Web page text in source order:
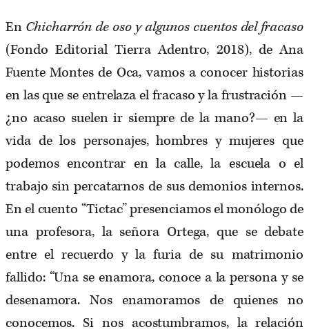
En Chicharrón de oso y algunos cuentos del fracaso
(Fondo Editorial Tierra Adentro, 2018), de Ana
Fuente Montes de Oca, vamos a conocer historias
en las que se entrelaza el fracaso y la frustración —
¿no acaso suelen ir siempre de la mano?— en la
vida de los personajes, hombres y mujeres que
podemos encontrar en la calle, la escuela o el
trabajo sin percatarnos de sus demonios internos.
En el cuento “Tictac” presenciamos el monólogo de
una profesora, la señora Ortega, que se debate
entre el recuerdo y la furia de su matrimonio
fallido: “Una se enamora, conoce a la persona y se
desenamora. Nos enamoramos de quienes no
conocemos. Si nos acostumbramos, la relación